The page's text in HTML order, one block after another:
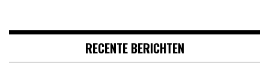
RECENTE BERICHTEN